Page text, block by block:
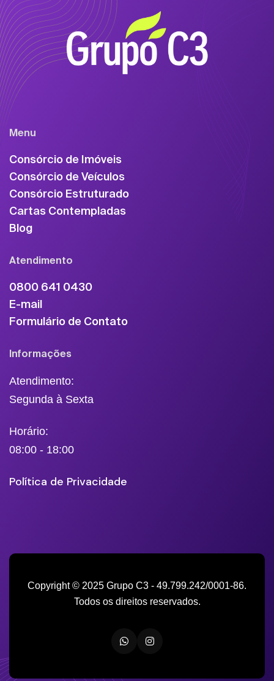
Menu
Consórcio de Imóveis
Consórcio de Veículos
Consórcio Estruturado
Cartas Contempladas
Blog
Atendimento
0800 641 0430
E-mail
Formulário de Contato
Informações
Atendimento:
Segunda à Sexta
Horário:
08:00 - 18:00
Política de Privacidade
Copyright © 2025 Grupo C3 - 49.799.242/0001-86.
Todos os direitos reservados.